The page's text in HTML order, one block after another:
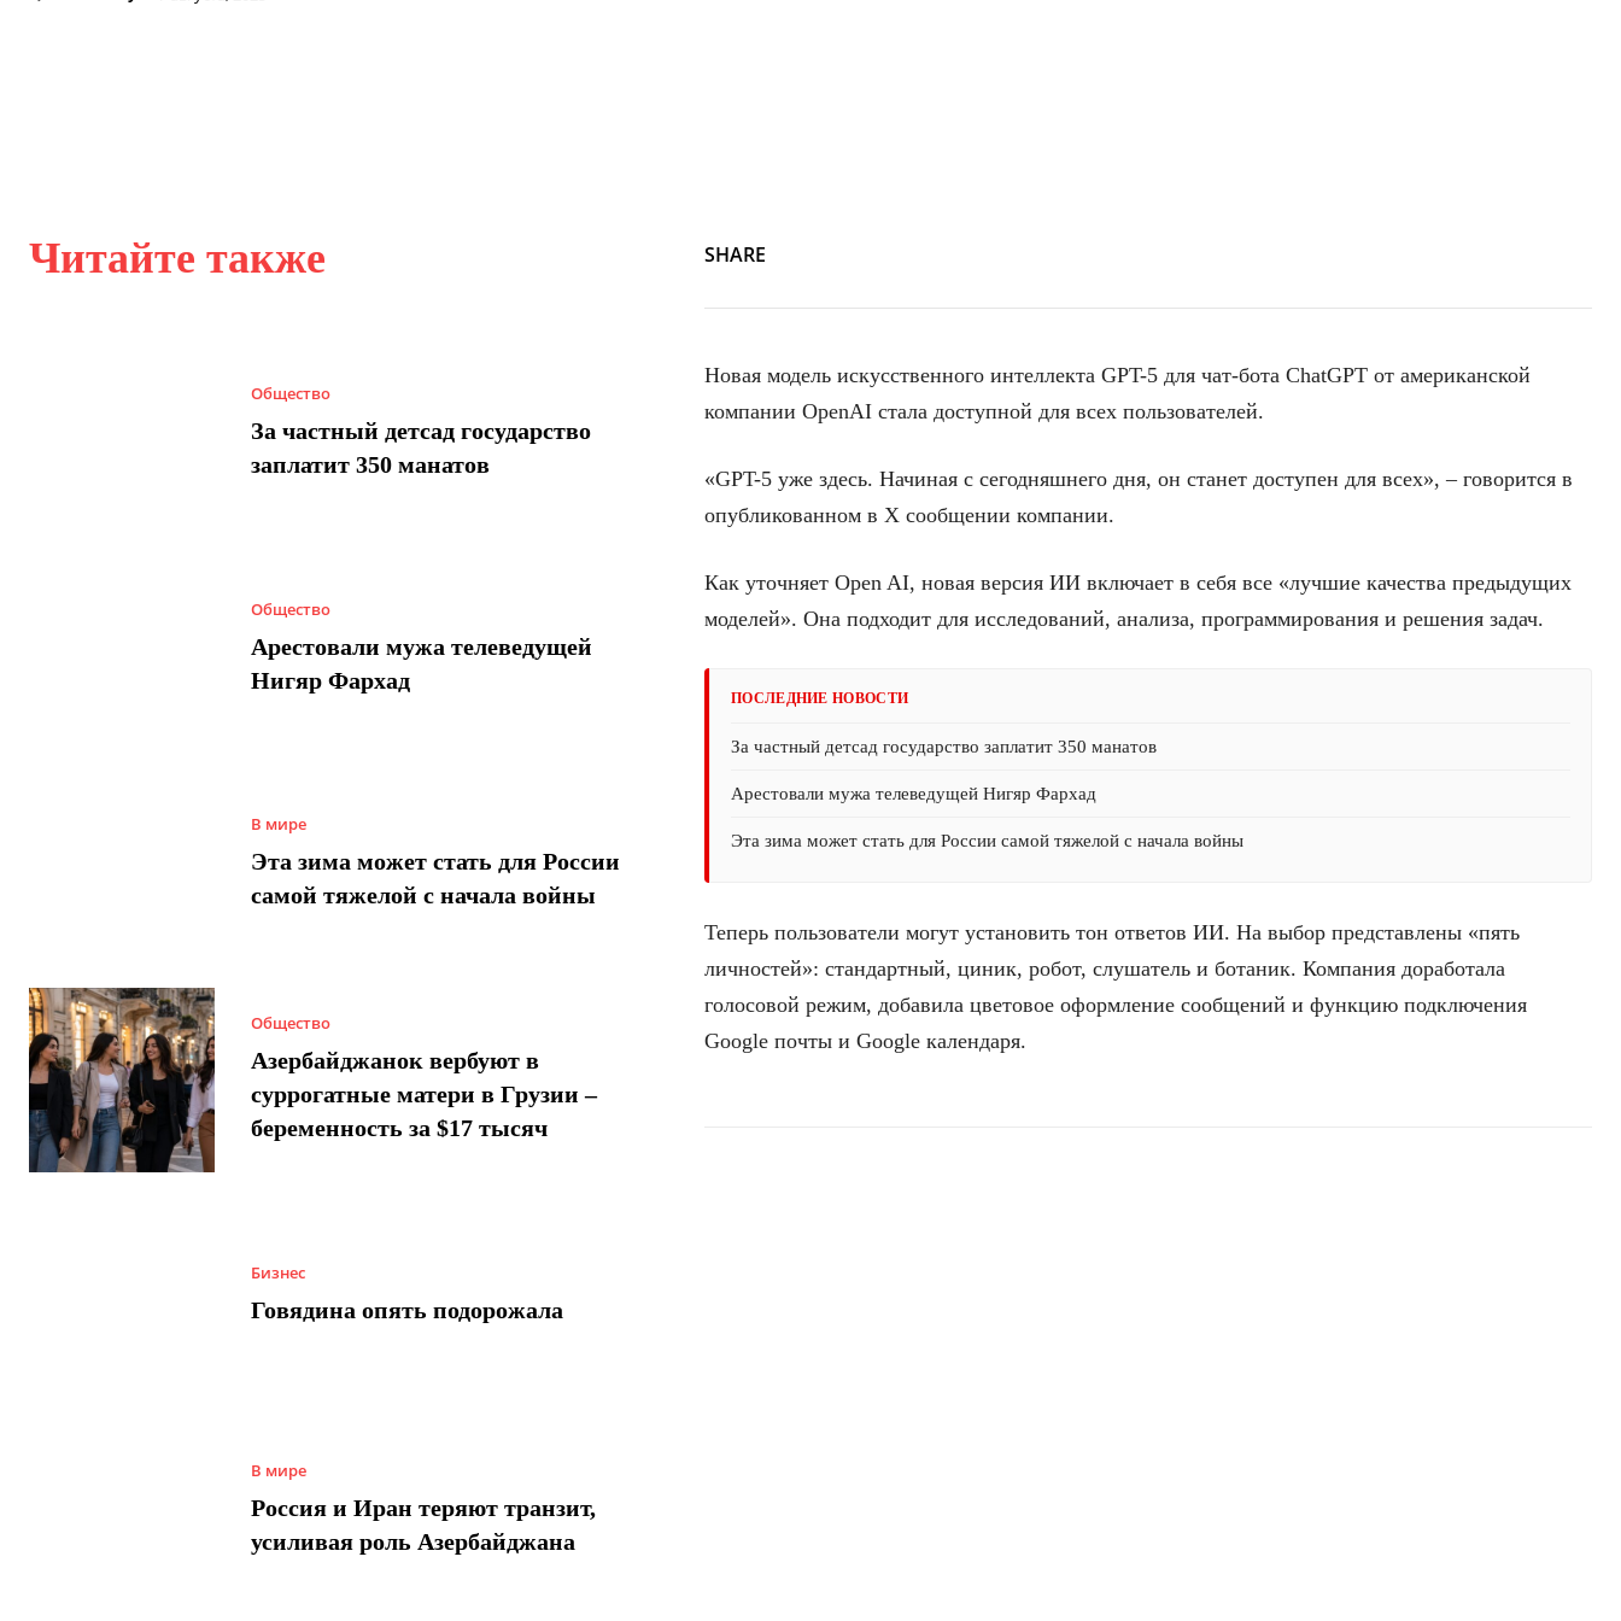
Читайте также
Общество
За частный детсад государство
заплатит 350 манатов
Общество
Арестовали мужа телеведущей
Нигяр Фархад
В мире
Эта зима может стать для России
самой тяжелой с начала войны
Общество
Азербайджанок вербуют в
суррогатные матери в Грузии –
беременность за $17 тысяч
Бизнес
Говядина опять подорожала
В мире
Россия и Иран теряют транзит,
усиливая роль Азербайджана
SHARE
Новая модель искусственного интеллекта GPT-5 для чат-бота ChatGPT от американской
компании OpenAI стала доступной для всех пользователей.
«GPT-5 уже здесь. Начиная с сегодняшнего дня, он станет доступен для всех», – говорится в
опубликованном в X сообщении компании.
Как уточняет Open AI, новая версия ИИ включает в себя все «лучшие качества предыдущих
моделей». Она подходит для исследований, анализа, программирования и решения задач.
ПОСЛЕДНИЕ НОВОСТИ
За частный детсад государство заплатит 350 манатов
Арестовали мужа телеведущей Нигяр Фархад
Эта зима может стать для России самой тяжелой с начала войны
Теперь пользователи могут установить тон ответов ИИ. На выбор представлены «пять
личностей»: стандартный, циник, робот, слушатель и ботаник. Компания доработала
голосовой режим, добавила цветовое оформление сообщений и функцию подключения
Google почты и Google календаря.